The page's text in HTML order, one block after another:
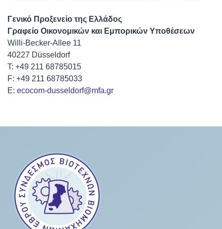
Γενικό Προξενείο της Ελλάδος
Γραφείο Οικονομικών και Εμπορικών Υποθέσεων
Willi-Becker-Allee 11
40227 Düsseldorf
T: +49 211 68785015
F: +49 211 68785033
E: ecocom-dusseldorf@mfa.gr